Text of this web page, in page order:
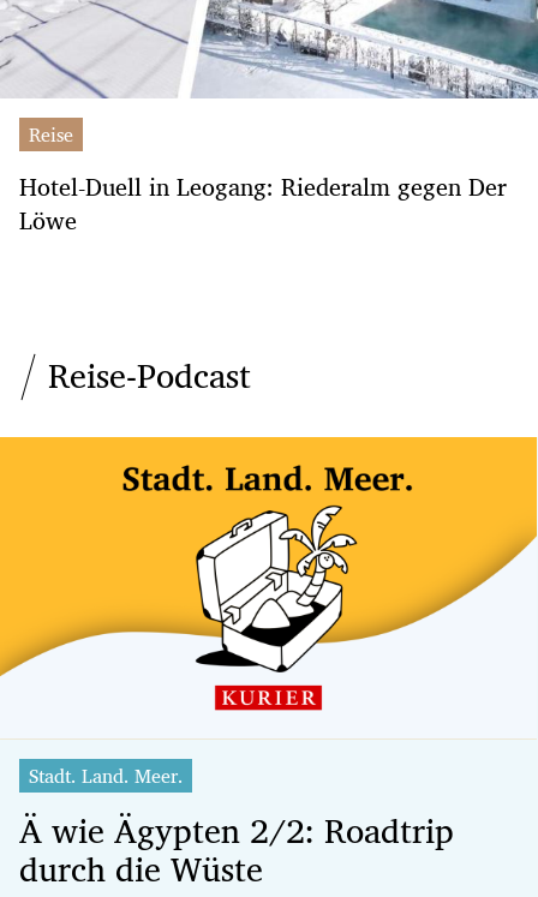
Reise
Hotel-Duell in Leogang: Riederalm gegen Der
Löwe
Reise-Podcast
Stadt. Land. Meer.
Ä wie Ägypten 2/2: Roadtrip
durch die Wüste